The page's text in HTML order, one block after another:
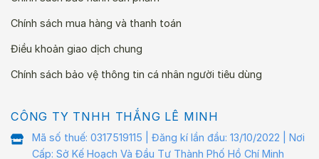
Chính sách mua hàng và thanh toán
Điều khoản giao dịch chung
Chính sách bảo vệ thông tin cá nhân người tiêu dùng
CÔNG TY TNHH THẮNG LÊ MINH
Mã số thuế: 0317519115 | Đăng kí lần đầu: 13/10/2022 | Nơi
Cấp: Sở Kế Hoạch Và Đầu Tư Thành Phố Hồ Chí Minh